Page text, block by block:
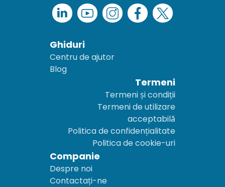
Ghiduri
Centru de ajutor
Blog
Termeni
Termeni și condiții
Termeni de utilizare
acceptabilă
Politica de confidențialitate
Politica de cookie-uri
Companie
Despre noi
Contactați-ne